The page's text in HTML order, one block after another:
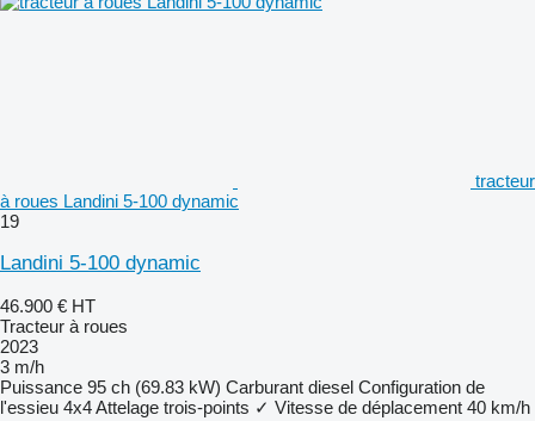
tracteur
à roues Landini 5-100 dynamic
19
Landini 5-100 dynamic
46.900 € HT
Tracteur à roues
2023
3 m/h
Puissance 95 ch (69.83 kW) Carburant diesel Configuration de
l'essieu 4x4Attelage trois-points ✓ Vitesse de déplacement 40 km/h